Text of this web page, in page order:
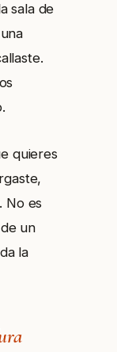
sala de
quieres
No es
un
la